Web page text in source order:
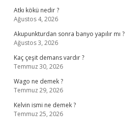
Atkı kökü nedir ?
Ağustos 4, 2026
Akupunkturdan sonra banyo yapılır mı ?
Ağustos 3, 2026
Kaç çeşit demans vardır ?
Temmuz 30, 2026
Wago ne demek ?
Temmuz 29, 2026
Kelvin ismi ne demek ?
Temmuz 25, 2026